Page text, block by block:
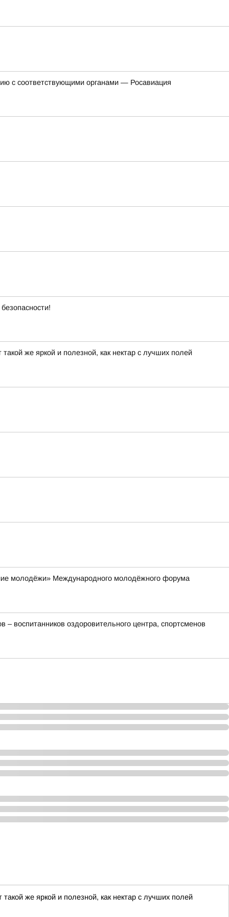
с соответствующими органами — Росавиация
же яркой и полезной, как нектар с лучших полей
молодёжи» Международного молодёжного форума
воспитанников оздоровительного центра, спортсменов
же яркой и полезной, как нектар с лучших полей